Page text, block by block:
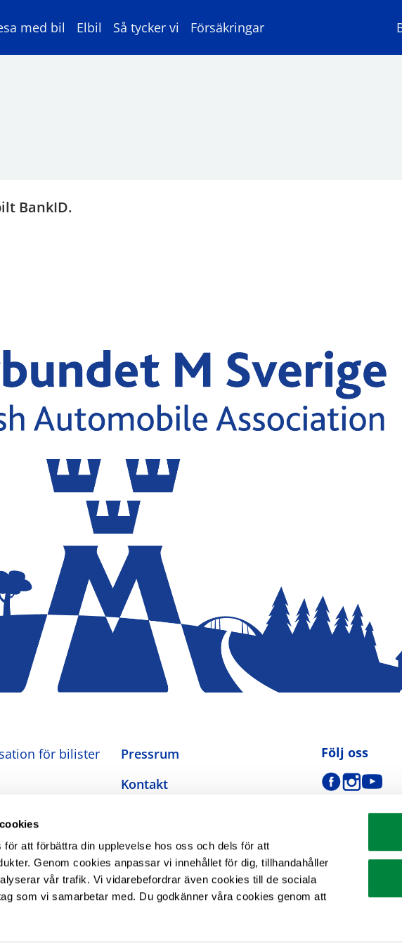
att förbättra din upplevelse hos oss och dels för att
Genom cookies anpassar vi innehållet för dig, tillhandahåller
vår trafik. Vi vidarebefordrar även cookies till de sociala
som vi samarbetar med. Du godkänner våra cookies genom att
med bil Elbil Så tycker vi Försäkringar
BankID.
för bilister
Pressrum
Kontakt
Integritetspolicy
Inställningar för cookies
Tillgänglighetsredogörelse
Följ oss